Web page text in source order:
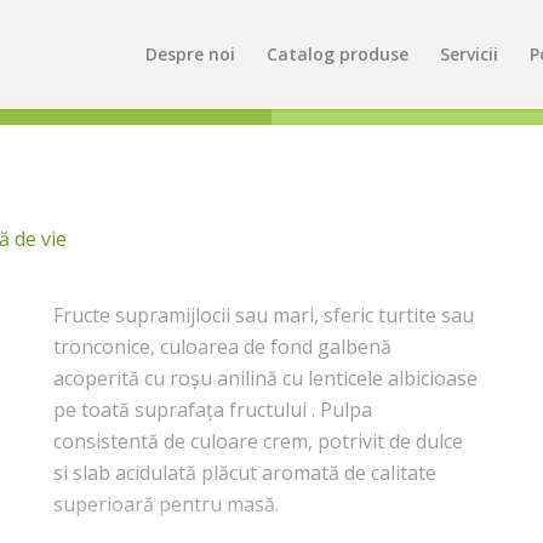
Despre noi Catalog produse Servicii
de vie
Fructe supramijlocii sau mari, sferic turtite sau
tronconice, culoarea de fond galbenă
acoperită cu roşu anilină cu lenticele albicioase
pe toată suprafaţa fructului . Pulpa
consistentă de culoare crem, potrivit de dulce
si slab acidulată plăcut aromată de calitate
superioară pentru masă.